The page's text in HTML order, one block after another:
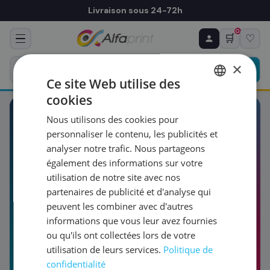
Livraison sous 24-72h
🛒
0
♡
BLOG & GUIDES
LeBlogAlfaprint
Guides, comparatifs et tutos pour bien choisir,
entretenir et optimiser votre matériel
d'impression. Trois familles, une seule promesse :
du contenu utile, écrit par des pros qui vendent
et réparent au quotidien.
♻ COMMANDE RÉCURRENTE
Prévoyez & économisez
Programmez votre prochain achat — notre équipe
vous prépare un devis personnalisé
RÉFÉRENCE DU PRODUIT
FRÉQUENCE
QUANTITÉ PAR LIVRAISON
DATE DE PREMIÈRE LIVRAISON SOUHAITÉE
×
Ce site Web utilise des
cookies
Nous utilisons des cookies pour
personnaliser le contenu, les publicités et
analyser notre trafic. Nous partageons
également des informations sur votre
utilisation de notre site avec nos
partenaires de publicité et d'analyse qui
peuvent les combiner avec d'autres
informations que vous leur avez fournies
ou qu'ils ont collectées lors de votre
utilisation de leurs services. Politique de
confidentialité